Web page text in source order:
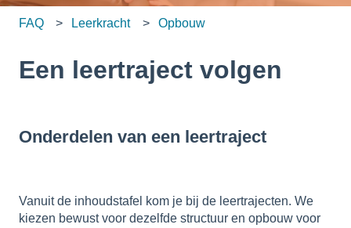
FAQ Leerkracht Opbouw
Een leertraject volgen
Onderdelen van een leertraject
Vanuit de inhoudstafel kom je bij de leertrajecten. We
kiezen bewust voor dezelfde structuur en opbouw voor